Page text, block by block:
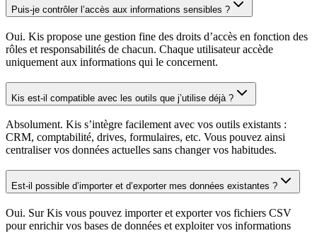
Puis-je contrôler l’accès aux informations sensibles ?
Oui. Kis propose une gestion fine des droits d’accès en fonction des
rôles et responsabilités de chacun. Chaque utilisateur accède
uniquement aux informations qui le concernent.
Kis est-il compatible avec les outils que j’utilise déjà ?
Absolument. Kis s’intègre facilement avec vos outils existants :
CRM, comptabilité, drives, formulaires, etc. Vous pouvez ainsi
centraliser vos données actuelles sans changer vos habitudes.
Est-il possible d’importer et d’exporter mes données existantes ?
Oui. Sur Kis vous pouvez importer et exporter vos fichiers CSV
pour enrichir vos bases de données et exploiter vos informations